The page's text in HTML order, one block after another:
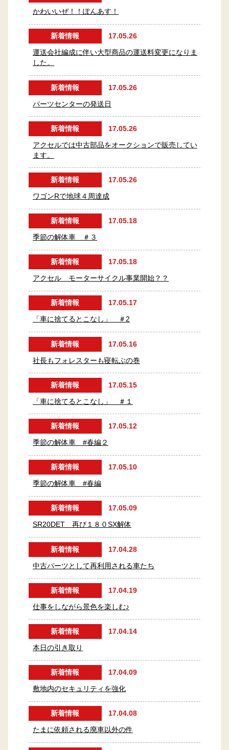
かわいいぜ！！ぽんあす！
新着情報 17.05.26
運送会社編成に伴い大型商品の運送料変更になりま
した。
新着情報 17.05.26
パーツセンターの発送日
新着情報 17.05.26
アクセルでは中古部品をオークションで販売してい
ます。
新着情報 17.05.26
ワゴンRで地球４周達成
新着情報 17.05.18
季節の解体車 ＃３
新着情報 17.05.18
アクセル モーターサイクル事業開始？？
新着情報 17.05.17
「車に捨てるとこなし」 ＃2
新着情報 17.05.16
社長もフォレスターも寝転ぶの巻
新着情報 17.05.15
「車に捨てるとこなし」 ＃１
新着情報 17.05.12
季節の解体車 #春編２
新着情報 17.05.10
季節の解体車 #春編
新着情報 17.05.09
SR20DET 再び１８０SX解体
新着情報 17.04.28
中古パーツとして再利用される車たち
新着情報 17.04.19
仕事をしながら景色を楽しむ♪
新着情報 17.04.14
本日の引き取り
新着情報 17.04.09
敷地内のセキュリティを強化
新着情報 17.04.08
たまに依頼される廃車以外の件